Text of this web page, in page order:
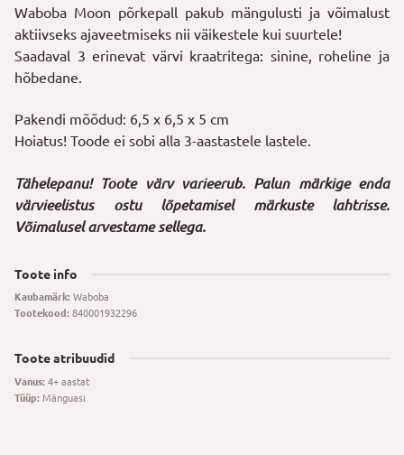
Waboba Moon põrkepall pakub mängulusti ja võimalust
aktiivseks ajaveetmiseks nii väikestele kui suurtele!
Saadaval 3 erinevat värvi kraatritega: sinine, roheline ja
hõbedane.
Pakendi mõõdud: 6,5 x 6,5 x 5 cm
Hoiatus! Toode ei sobi alla 3-aastastele lastele.
Tähelepanu! Toote värv varieerub. Palun märkige enda
värvieelistus ostu lõpetamisel märkuste lahtrisse.
Võimalusel arvestame sellega.
Toote info
Kaubamärk: Waboba
Tootekood: 840001932296
Toote atribuudid
Vanus: 4+ aastat
Tüüp: Mänguasi